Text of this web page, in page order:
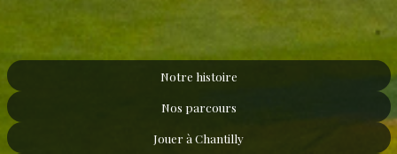
Notre histoire
Nos parcours
Jouer à Chantilly